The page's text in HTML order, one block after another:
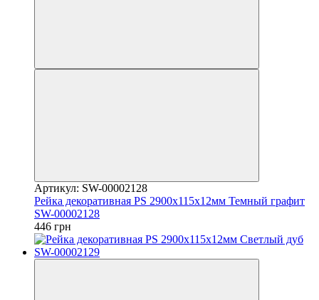
Артикул: SW-00002128
Рейка декоративная PS 2900х115х12мм Темный графит
SW-00002128
446 грн